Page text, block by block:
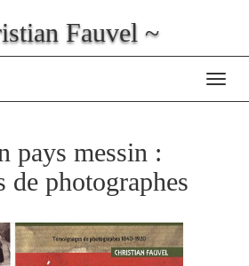
Fauvel ~
la
pays messin :
de photographes